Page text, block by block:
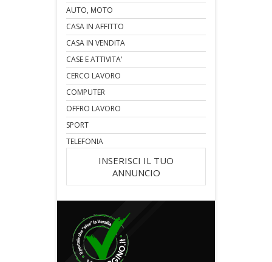
AUTO, MOTO
CASA IN AFFITTO
CASA IN VENDITA
CASE E ATTIVITA'
CERCO LAVORO
COMPUTER
OFFRO LAVORO
SPORT
TELEFONIA
INSERISCI IL TUO
ANNUNCIO